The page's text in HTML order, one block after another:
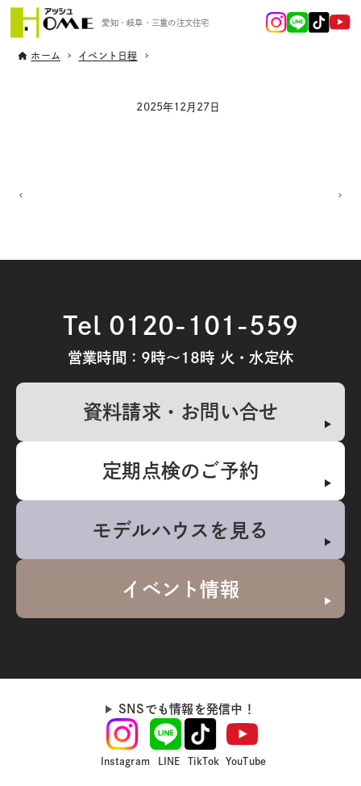
愛知・岐阜・三重の注文住宅
ホーム イベント日程
2025年12月27日
Tel 0120-101-559
営業時間：9時～18時 火・水定休
資料請求・お問い合せ
定期点検のご予約
モデルハウスを見る
イベント情報
SNSでも情報を発信中！
Instagram LINE TikTok YouTube